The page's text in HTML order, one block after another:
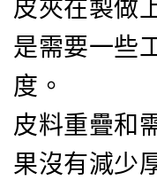
皮夾在製做
是需要一些
度。
皮料重疊和
果沒有減少